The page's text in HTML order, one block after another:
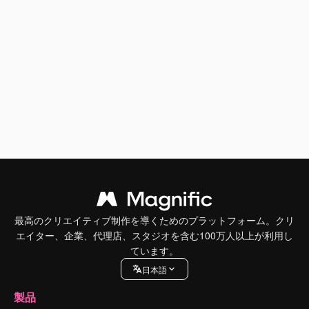
最高のクリエイティブ制作を導くためのプラットフォーム。クリ
エイター、企業、代理店、スタジオを含む100万人以上が利用し
ています。
日本語
製品